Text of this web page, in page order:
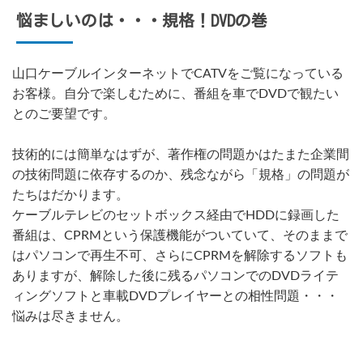
悩ましいのは・・・規格！DVDの巻
山口ケーブルインターネットでCATVをご覧になっている
お客様。自分で楽しむために、番組を車でDVDで観たい
とのご要望です。
技術的には簡単なはずが、著作権の問題かはたまた企業間
の技術問題に依存するのか、残念ながら「規格」の問題が
たちはだかります。
ケーブルテレビのセットボックス経由でHDDに録画した
番組は、CPRMという保護機能がついていて、そのままで
はパソコンで再生不可、さらにCPRMを解除するソフトも
ありますが、解除した後に残るパソコンでのDVDライテ
ィングソフトと車載DVDプレイヤーとの相性問題・・・
悩みは尽きません。